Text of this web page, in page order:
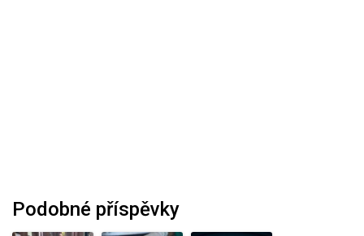
Podobné příspěvky